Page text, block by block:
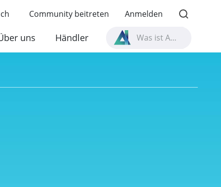
Community beitreten Anmelden
uns Händler Was ist All-Flash-Speicher?